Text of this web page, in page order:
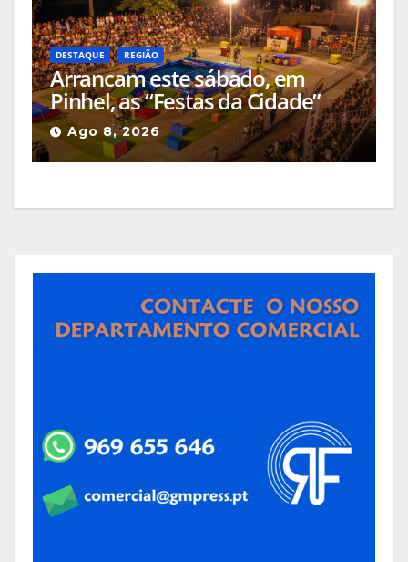
DESTAQUE REGIÃO
Arrancam este sábado, em
Pinhel, as “Festas da Cidade”
Ago 8, 2026